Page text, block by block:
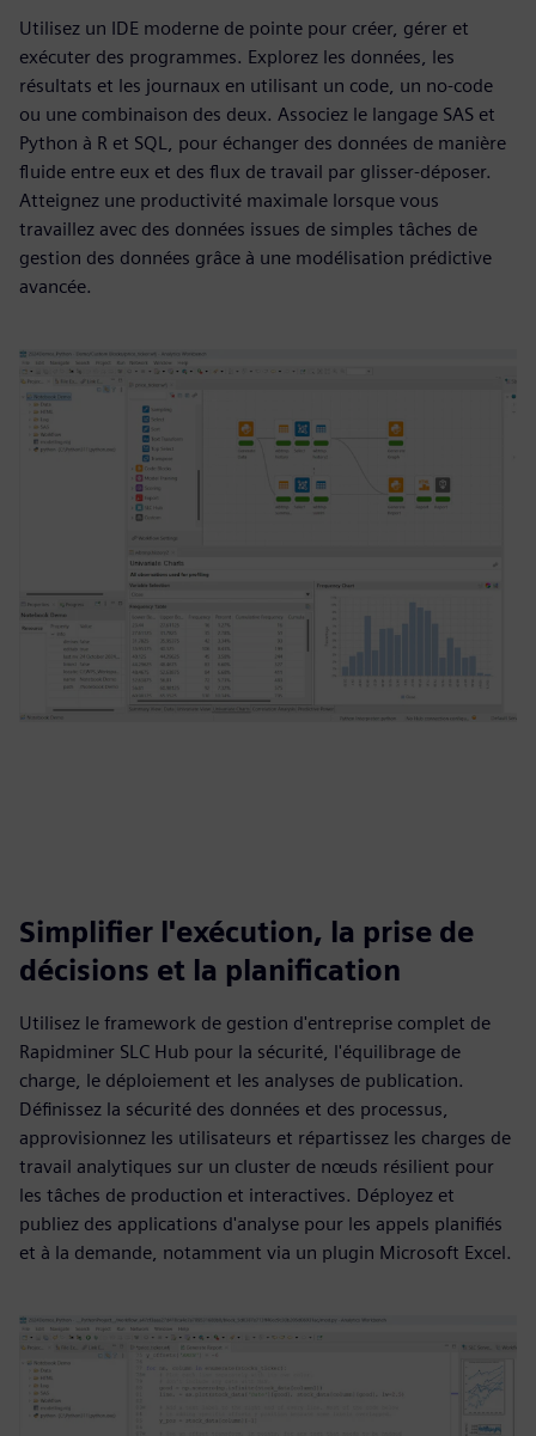
Utilisez un IDE moderne de pointe pour créer, gérer et
exécuter des programmes. Explorez les données, les
résultats et les journaux en utilisant un code, un no-code
ou une combinaison des deux. Associez le langage SAS et
Python à R et SQL, pour échanger des données de manière
fluide entre eux et des flux de travail par glisser-déposer.
Atteignez une productivité maximale lorsque vous
travaillez avec des données issues de simples tâches de
gestion des données grâce à une modélisation prédictive
avancée.
Simplifier l'exécution, la prise de
décisions et la planification
Utilisez le framework de gestion d'entreprise complet de
Rapidminer SLC Hub pour la sécurité, l'équilibrage de
charge, le déploiement et les analyses de publication.
Définissez la sécurité des données et des processus,
approvisionnez les utilisateurs et répartissez les charges de
travail analytiques sur un cluster de nœuds résilient pour
les tâches de production et interactives. Déployez et
publiez des applications d'analyse pour les appels planifiés
et à la demande, notamment via un plugin Microsoft Excel.